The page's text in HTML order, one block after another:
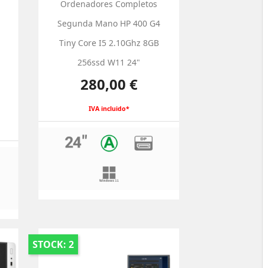
Ordenadores Completos
Segunda Mano HP 400 G4
Tiny Core I5 2.10Ghz 8GB
256ssd W11 24"
Precio
280,00 €
IVA incluido*
STOCK: 2